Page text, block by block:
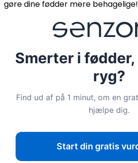
gøre dine fødder mere behagelige!